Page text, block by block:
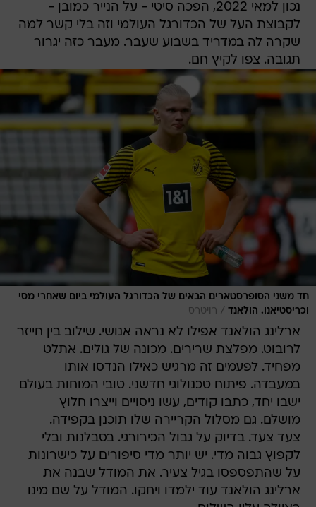
נכון למאי 2022, הפכה סיטי - על הנייר כמובן -
לקבוצת העל של הכדורגל העולמי וזה בלי קשר למה
שקרה לה במדריד בשבוע שעבר. מעבר כזה יגרור
תגובה. צפו לקיץ חם.
חד משני הסופרסטארים הבאים של הכדורגל העולמי ביום שאחרי מסי
וכריסטיאנו. הולאנד / רויטרס
ארלינג הולאנד אפילו לא נראה אנושי. שילוב בין חייזר
לרובוט. מפלצת שרירים. מכונה של גולים. אתלט
מפחיד. לפעמים זה מרגיש כאילו הנדסו אותו
במעבדה. פיתוח טכנולוגי חדשני. טובי המוחות בעולם
ישבו יחד, כתבו קודים, עשו ניסויים וייצרו חלוץ
מושלם. גם מסלול הקריירה שלו תוכנן בקפידה.
צעד צעד. בדיוק על גבול הכירורגי. בסבלנות ובלי
לקפוץ גבוה מדי. יש יותר מדי סיפורים על כישרונות
על שהתפספסו בגיל צעיר. את המודל שבנה את
ארלינג הולאנד עוד ילמדו ויחקו. המודל על שם מינו